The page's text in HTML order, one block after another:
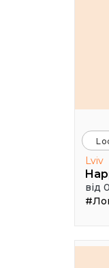
Lviv
від